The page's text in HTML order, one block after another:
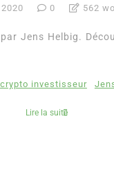
0 562
Jens Helbig.
crypto investisseur
Lire la suite
: été